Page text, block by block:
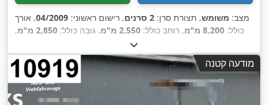
מצב: משומש, תצורת סרן: 2 סרנים , רישום ראשוני: 04/2009, אורך
כולל: 8,200 מ"מ , רוחב כולל: 2,550 מ"מ , גובה כולל: 2,850 מ"מ
,
קפיץ עלה פרבולי (קפיץ)
ייצור:2009 ,
מודעה קטנה